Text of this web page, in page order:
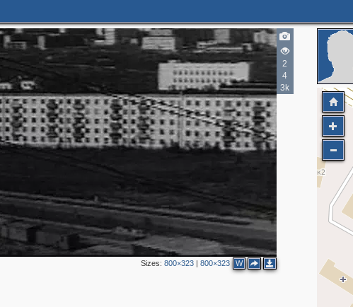
2
4
3k
Sizes: 800×323| 800×323 W